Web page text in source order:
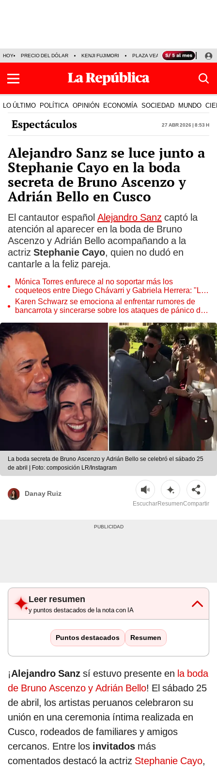
HOY PRECIO DEL DÓLAR KENJI FUJIMORI PLAZA VEA FERIADOS
LO ÚLTIMO POLÍTICA OPINIÓN ECONOMÍA SOCIEDAD MUNDO
Espectáculos 27 Abr 2026 | 8:53 h
Alejandro Sanz se luce junto a
Stephanie Cayo en la boda
secreta de Bruno Ascenzo y
Adrián Bello en Cusco
El cantautor español Alejandro Sanz captó la
atención al aparecer en la boda de Bruno
Ascenzo y Adrián Bello acompañando a la
actriz Stephanie Cayo, quien no dudó en
cantarle a la feliz pareja.
Mónica Torres enfurece al no soportar más los
coqueteos entre Diego Chávarri y Gabriela Herrera: "Los
estoy tratando de cuidar y les llega al ..."
Karen Schwarz se emociona al enfrentar rumores de
bancarrota y sincerarse sobre los ataques de pánico de
La boda secreta de Bruno Ascenzo y Adrián Bello se celebró el sábado 25
de abril | Foto: composición LR/Instagram
Danay Ruiz
EscucharResumenCompartir
Leer resumen
y puntos destacados de la nota con IA
Puntos destacados Resumen
¡Alejandro Sanz sí estuvo presente en la boda
de Bruno Ascenzo y Adrián Bello! El sábado 25
de abril, los artistas peruanos celebraron su
unión en una ceremonia íntima realizada en
Cusco, rodeados de familiares y amigos
cercanos. Entre los invitados más
comentados destacó la actriz Stephanie Cayo,